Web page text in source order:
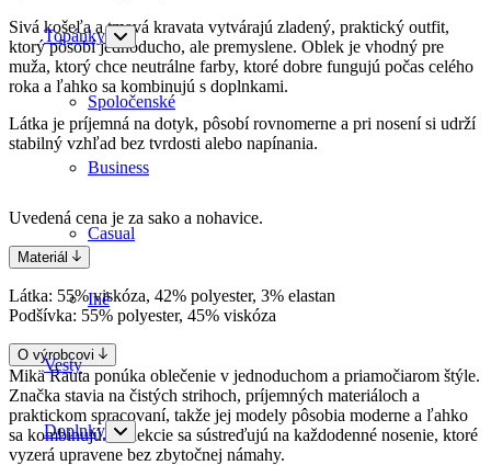
Topánky
Spoločenské
Business
Casual
Iné
Vesty
Doplnky
Sivá košeľa a tmavá kravata vytvárajú zladený, praktický outfit,
ktorý pôsobí jednoducho, ale premyslene. Oblek je vhodný pre
muža, ktorý chce neutrálne farby, ktoré dobre fungujú počas celého
roka a ľahko sa kombinujú s doplnkami.
Látka je príjemná na dotyk, pôsobí rovnomerne a pri nosení si udrží
stabilný vzhľad bez tvrdosti alebo napínania.
Uvedená cena je za sako a nohavice.
Materiál
Látka: 55% viskóza, 42% polyester, 3% elastan
Podšívka: 55% polyester, 45% viskóza
O výrobcovi
Mikä Rauta ponúka oblečenie v jednoduchom a priamočiarom štýle.
Značka stavia na čistých strihoch, príjemných materiáloch a
praktickom spracovaní, takže jej modely pôsobia moderne a ľahko
sa kombinujú. Kolekcie sa sústreďujú na každodenné nosenie, ktoré
vyzerá upravene bez zbytočnej námahy.